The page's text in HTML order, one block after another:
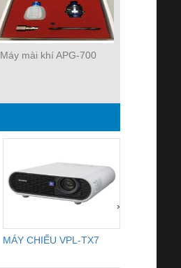
Máy mài khí APG-700
MÁY CHIẾU VPL-TX7
›